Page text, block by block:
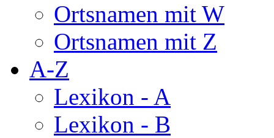
Ortsnamen mit W
Ortsnamen mit Z
A-Z
Lexikon - A
Lexikon - B